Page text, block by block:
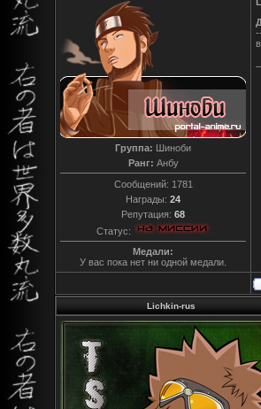
Группа: Шиноби
Ранг: Анбу
Сообщений: 1781
Награды: 24
Репутация: 68
Статус:
Медали:
У вас пока нет ни одной медали.
Lichkin-rus